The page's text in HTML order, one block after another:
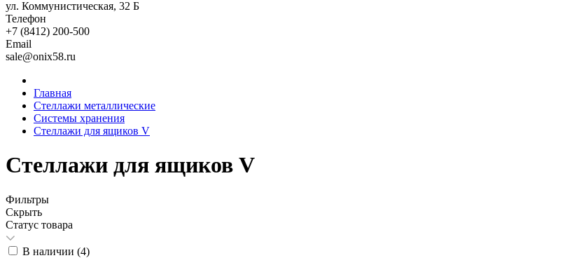
ул. Коммунистическая, 32 Б
Телефон
+7 (8412) 200-500
Email
sale@onix58.ru
Главная
Стеллажи металлические
Системы хранения
Стеллажи для ящиков V
Стеллажи для ящиков V
Фильтры
Скрыть
Статус товара
В наличии (4)